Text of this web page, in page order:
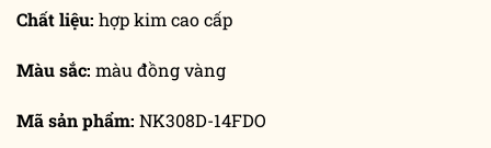
Chất liệu: hợp kim cao cấp
Màu sắc: màu đồng vàng
Mã sản phẩm: NK308D-14FDO